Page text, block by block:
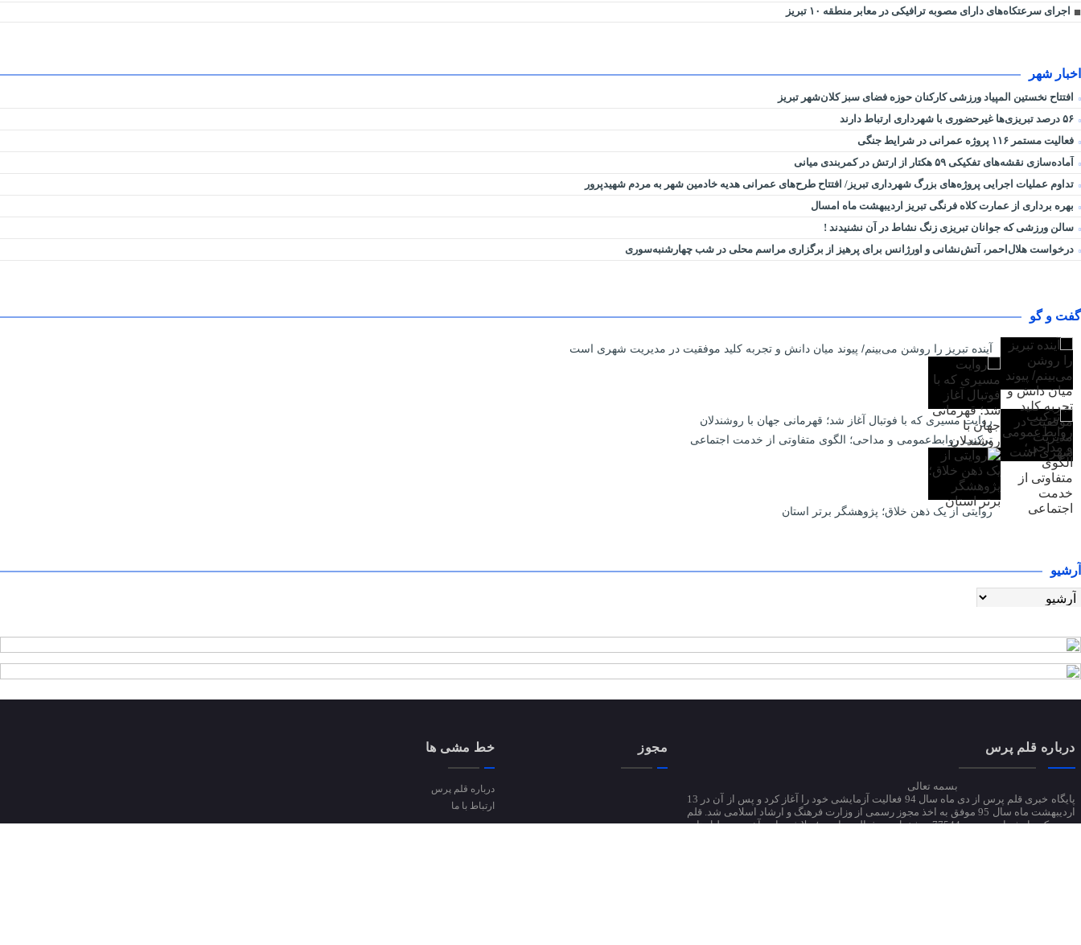
اجرای سرعتکاه‌های دارای مصوبه ترافیکی در معابر منطقه ۱۰ تبریز
اخبار شهر
افتتاح نخستین المپیاد ورزشی کارکنان حوزه فضای سبز کلان‌شهر تبریز
فعالیت مستمر ۱۱۶ پروژه عمرانی در شرایط جنگی
آماده‌سازی نقشه‌های تفکیکی ۵۹ هکتار از ارتش در کمربندی میانی
تداوم عملیات اجرایی پروژه‌های بزرگ شهرداری تبریز/ افتتاح طرح‌های عمرانی هدیه خادمین شهر به مردم شهیدپرور
بهره برداری از عمارت کلاه فرنگی تبریز اردیبهشت ماه امسال
سالن ورزشی که جوانان تبریزی زنگ نشاط در آن نشنیدند !
درخواست هلال‌احمر، آتش‌نشانی و اورژانس برای پرهیز از برگزاری مراسم محلی در شب چهارشنبه‌سوری
گفت و گو
آینده تبریز را روشن می‌بینم/ پیوند میان دانش و تجربه کلید موفقیت در مدیریت شهری است
روایت مسیری که با فوتبال آغاز شد؛ قهرمانی جهان با روشندلان
ترکیب روابط‌عمومی و مداحی؛ الگوی متفاوتی از خدمت اجتماعی
روایتی از یک ذهن خلاق؛ پژوهشگر برتر استان
آرشیو
درباره قلم پرس
بسمه تعالی
پایگاه خبری قلم پرس از دی ماه سال 94 فعالیت آزمایشی خود را آغاز کرد و پس از آن در 13
اردیبهشت ماه سال 95 موفق به اخذ مجوز رسمی از وزارت فرهنگ و ارشاد اسلامی شد. قلم
پرس که با شماره مجوز 77544 مشغول به فعالیت است؛ تلاش دارد آخرین تحلیل‌ها و
مجوز خط مشی ها
درباره قلم پرس
ارتباط با ما